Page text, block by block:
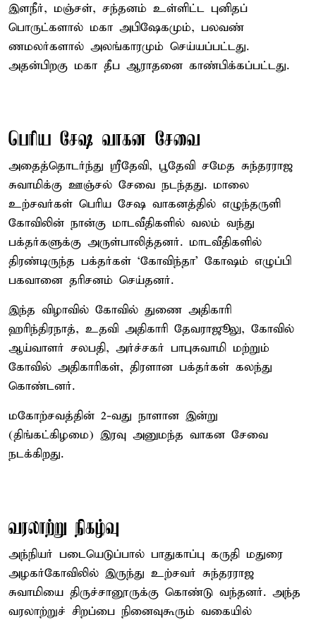
இளநீர், மஞ்சள், சந்தனம் உள்ளிட்ட புனிதப்
பொருட்களால் மகா அபிஷேகமும், பலவண்
ணமலர்களால் அலங்காரமும் செய்யப்பட்டது.
அதன்பிறகு மகா தீப ஆராதனை காண்பிக்கப்பட்டது.
பெரிய சேஷ வாகன சேவை
அதைத்தொடர்ந்து ஸ்ரீதேவி, பூதேவி சமேத சுந்தரராஜ
சுவாமிக்கு ஊஞ்சல் சேவை நடந்தது. மாலை
உற்சவர்கள் பெரிய சேஷ வாகனத்தில் எழுந்தருளி
கோவிலின் நான்கு மாடவீதிகளில் வலம் வந்து
பக்தர்களுக்கு அருள்பாலித்தனர். மாடவீதிகளில்
திரண்டிருந்த பக்தர்கள் ‘கோவிந்தா’ கோஷம் எழுப்பி
பகவானை தரிசனம் செய்தனர்.
இந்த விழாவில் கோவில் துணை அதிகாரி
ஹரிந்திரநாத், உதவி அதிகாரி தேவராஜூலு, கோவில்
ஆய்வாளர் சலபதி, அர்ச்சகர் பாபுசுவாமி மற்றும்
கோவில் அதிகாரிகள், திரளான பக்தர்கள் கலந்து
கொண்டனர்.
மகோற்சவத்தின் 2-வது நாளான இன்று
(திங்கட்கிழமை) இரவு அனுமந்த வாகன சேவை
நடக்கிறது.
வரலாற்று நிகழ்வு
அந்நியர் படையெடுப்பால் பாதுகாப்பு கருதி மதுரை
அழகர்கோவிலில் இருந்து உற்சவர் சுந்தரராஜ
சுவாமியை திருச்சானூருக்கு கொண்டு வந்தனர். அந்த
வரலாற்றுச் சிறப்பை நினைவுகூரும் வகையில்